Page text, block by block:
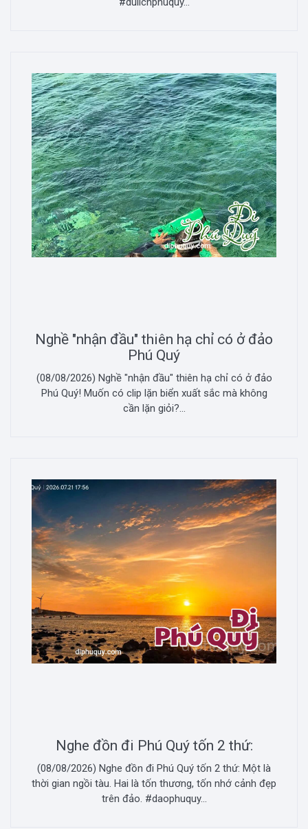
Nghề "nhận đầu" thiên hạ chỉ có ở đảo
Phú Quý
(08/08/2026) Nghề "nhận đầu" thiên hạ chỉ có ở đảo
Phú Quý! Muốn có clip lặn biển xuất sắc mà không
cần lặn giỏi?...
Nghe đồn đi Phú Quý tốn 2 thứ:
(08/08/2026) Nghe đồn đi Phú Quý tốn 2 thứ: Một là
thời gian ngồi tàu. Hai là tốn thương, tốn nhớ cảnh đẹp
trên đảo. #daophuquy...